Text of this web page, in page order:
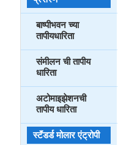
बाष्पीभवन च्या
तापीयधारिता
संमीलन ची तापीय
धारिता
अटोमाइझेशनची
तापीय धारिता
स्टॅंडर्ड मोलार एंट्रोपी